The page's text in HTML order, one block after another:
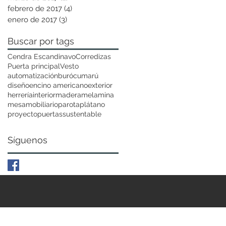
febrero de 2017 (4)
enero de 2017 (3)
Buscar por tags
Cendra EscandinavoCorredizas
Puerta principalVesto
automatizaciónburócumarú
diseñoencino americanoexterior
herreríainteriormaderamelamina
mesamobiliarioparotaplátano
proyectopuertassustentable
Síguenos